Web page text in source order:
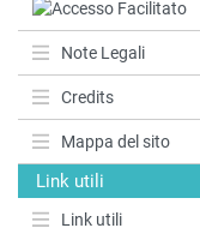
Note Legali
Credits
Mappa del sito
Link utili
Link utili